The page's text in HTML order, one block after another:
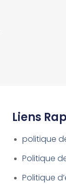
Liens
politique
Politique
Politique